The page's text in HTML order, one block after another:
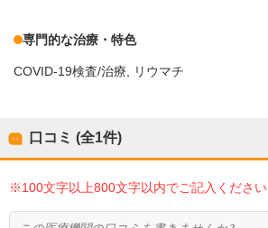
専門的な治療・特色
COVID-19検査/治療 リウマチ
口コミ (全1件)
※100文字以上800文字以内でご記入ください